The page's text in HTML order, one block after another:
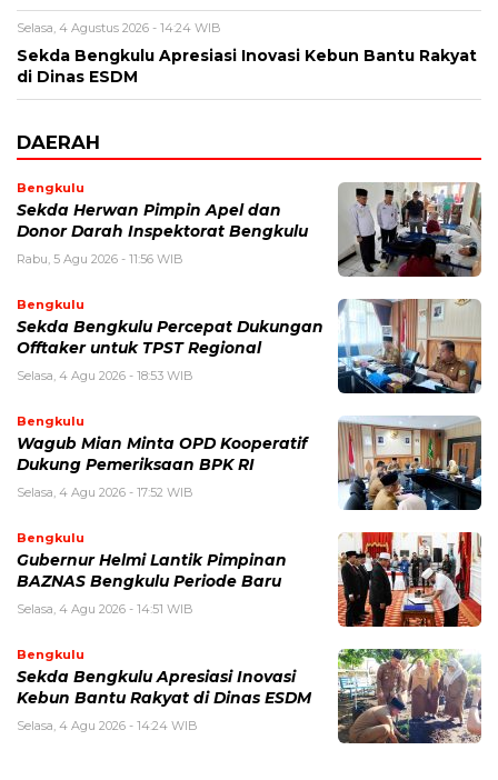
Selasa, 4 Agustus 2026 - 14:24 WIB
Sekda Bengkulu Apresiasi Inovasi Kebun Bantu Rakyat
di Dinas ESDM
DAERAH
Bengkulu
Sekda Herwan Pimpin Apel dan
Donor Darah Inspektorat Bengkulu
Rabu, 5 Agu 2026 - 11:56 WIB
Bengkulu
Sekda Bengkulu Percepat Dukungan
Offtaker untuk TPST Regional
Selasa, 4 Agu 2026 - 18:53 WIB
Bengkulu
Wagub Mian Minta OPD Kooperatif
Dukung Pemeriksaan BPK RI
Selasa, 4 Agu 2026 - 17:52 WIB
Bengkulu
Gubernur Helmi Lantik Pimpinan
BAZNAS Bengkulu Periode Baru
Selasa, 4 Agu 2026 - 14:51 WIB
Bengkulu
Sekda Bengkulu Apresiasi Inovasi
Kebun Bantu Rakyat di Dinas ESDM
Selasa, 4 Agu 2026 - 14:24 WIB